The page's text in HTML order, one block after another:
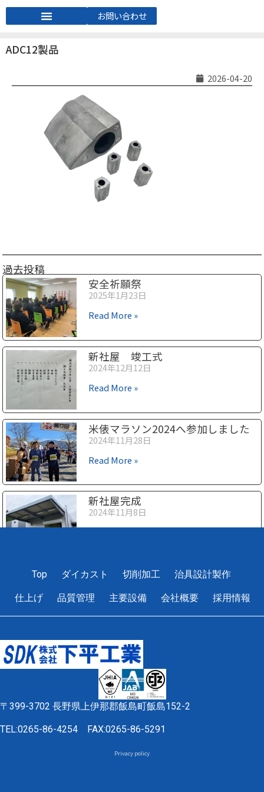
お問い合わせ
ADC12製品
2026-04-20
過去投稿
安全祈願祭
2025年1月23日
Read More »
新社屋 竣工式
2024年12月12日
Read More »
米俵マラソン2024へ参加しました
2024年11月28日
Read More »
新社屋完成
2024年11月8日
1 3 4 5
Top ダイカスト 切削加工 治具設計製作
仕上げ 品質管理 主要設備 会社概要 採用情報
〒399-3702 長野県上伊那郡飯島町飯島152-2
TEL:0265-86-4254 FAX:0265-86-5291
Privacy policy